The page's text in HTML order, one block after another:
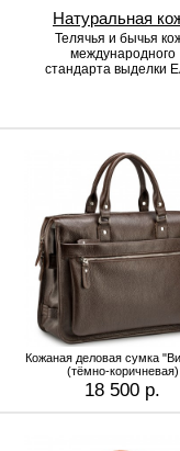
Натуральная
Телячья и бычья
международного
стандарта выделки
Кожаная деловая сумка
(тёмно-коричневая)
18 500 р.